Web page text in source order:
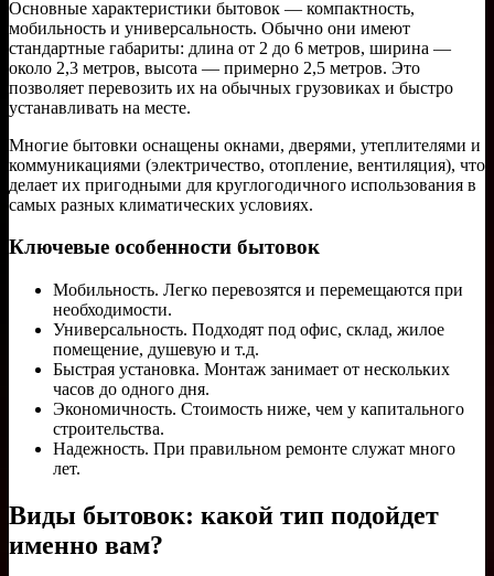
Основные характеристики бытовок — компактность,
мобильность и универсальность. Обычно они имеют
стандартные габариты: длина от 2 до 6 метров, ширина —
около 2,3 метров, высота — примерно 2,5 метров. Это
позволяет перевозить их на обычных грузовиках и быстро
устанавливать на месте.
Многие бытовки оснащены окнами, дверями, утеплителями и
коммуникациями (электричество, отопление, вентиляция), что
делает их пригодными для круглогодичного использования в
самых разных климатических условиях.
Ключевые особенности бытовок
Мобильность. Легко перевозятся и перемещаются при
необходимости.
Универсальность. Подходят под офис, склад, жилое
помещение, душевую и т.д.
Быстрая установка. Монтаж занимает от нескольких
часов до одного дня.
Экономичность. Стоимость ниже, чем у капитального
строительства.
Надежность. При правильном ремонте служат много
лет.
Виды бытовок: какой тип подойдет
именно вам?